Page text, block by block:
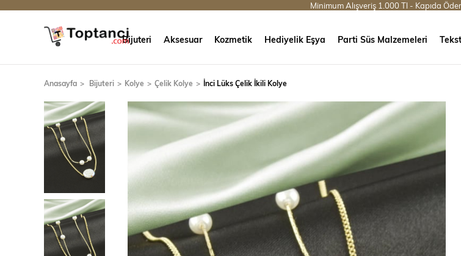
Minimum Alışveriş 1.000 Tl - Kapıda
Bijuteri Aksesuar Kozmetik Hediyelik Eşya Parti Süs Malzemeleri
Anasayfa Bijuteri Kolye Çelik Kolye İnci Lüks Çelik İkili Kolye